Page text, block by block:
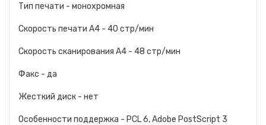
Тип печати - монохромная
Скорость печати A4 - 40 стр/мин
Скорость сканирования A4 - 48 стр/мин
Факс - да
Жесткий диск - нет
Особенности поддержка - PCL 6, Adobe PostScript 3